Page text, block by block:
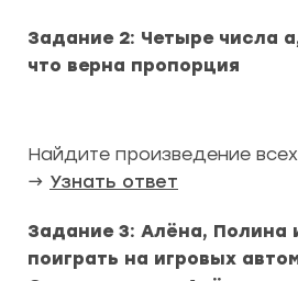
Задание 2: Четыре числа
что верна пропорция
Найдите произведение
→ Узнать ответ
Задание 3: Алёна, Полина
поиграть на игровых